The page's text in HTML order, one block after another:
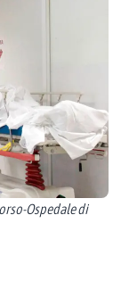
Ospedale di